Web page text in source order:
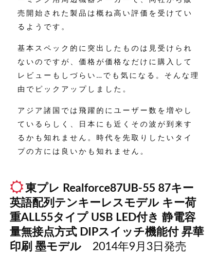
売開始された製品は概ね高い評価を受けてい
るようです。
基本スペック的に突出したものは見受けられ
ないのですが、価格が価格なだけに購入して
レビューもしづらい…でも気になる。そんな理
由でピックアップしました。
アジア諸国では飛躍的にユーザー数を増やし
ているらしく、日本にも近くその波が到来す
るかも知れません。時代を先取りしたいタイ
プの方には良いかも知れません。
東プレ Realforce87UB-55 87キー
英語配列テンキーレスモデル キー荷
重ALL55タイプ USB LED付き 静電容
量無接点方式 DIPスイッチ機能付 昇華
印刷 墨モデル 2014年9月3日発売